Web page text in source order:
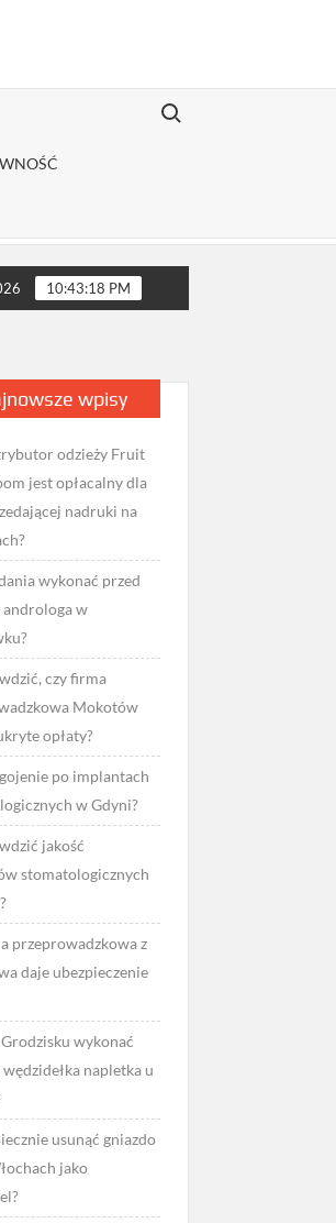
Search for:
przed wizytą u androloga w
10:43:18 PM
wpisy
odzieży Fruit
jest opłacalny dla
nadruki na
wykonać przed
w
czy firma
Mokotów
opłaty?
po implantach
w Gdyni?
jakość
stomatologicznych
przeprowadzkowa z
daje ubezpieczenie
wykonać
napletka u
usunąć gniazdo
jako